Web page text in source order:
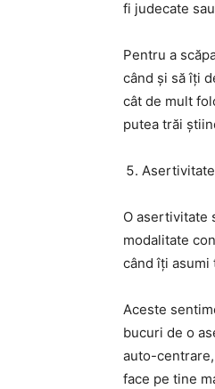
fi judecate
Pentru a
când și să îți
cât de mult
putea trăi
O asertivitate
modalitate
când îți
Aceste
bucuri de o
auto-
face pe tine